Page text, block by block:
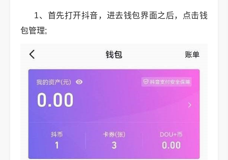
1、首先打开抖音，进去钱包界面之后，点击钱
包管理;